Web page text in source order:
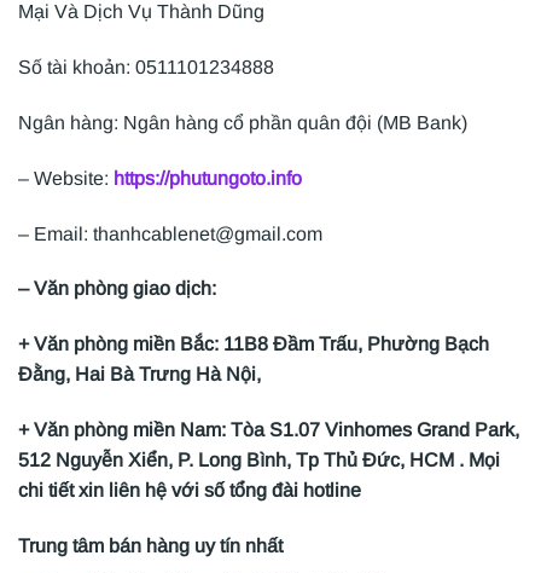
Mại Và Dịch Vụ Thành Dũng
Số tài khoản: 0511101234888
Ngân hàng: Ngân hàng cổ phần quân đội (MB Bank)
– Website: https://phutungoto.info
– Email: thanhcablenet@gmail.com
– Văn phòng giao dịch:
+ Văn phòng miền Bắc: 11B8 Đầm Trấu, Phường Bạch
Đằng, Hai Bà Trưng Hà Nội,
+ Văn phòng miền Nam: Tòa S1.07 Vinhomes Grand Park,
512 Nguyễn Xiển, P. Long Bình, Tp Thủ Đức, HCM . Mọi
chi tiết xin liên hệ với số tổng đài hotline
Trung tâm bán hàng uy tín nhất